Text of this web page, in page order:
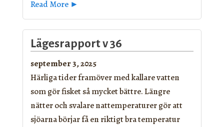
Read More ►
Lägesrapport v 36
september 3, 2025
Härliga tider framöver med kallare vatten
som gör fisket så mycket bättre. Längre
nätter och svalare nattemperaturer gör att
sjöarna börjar få en riktigt bra temperatur